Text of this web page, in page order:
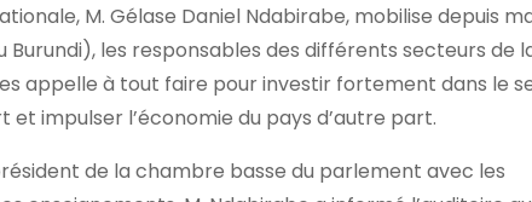
M. Gélase Daniel Ndabirabe, mobilise depuis
les responsables des différents secteurs de
appelle à tout faire pour investir fortement dans le
impulser l’économie du pays d’autre part.
de la chambre basse du parlement avec les